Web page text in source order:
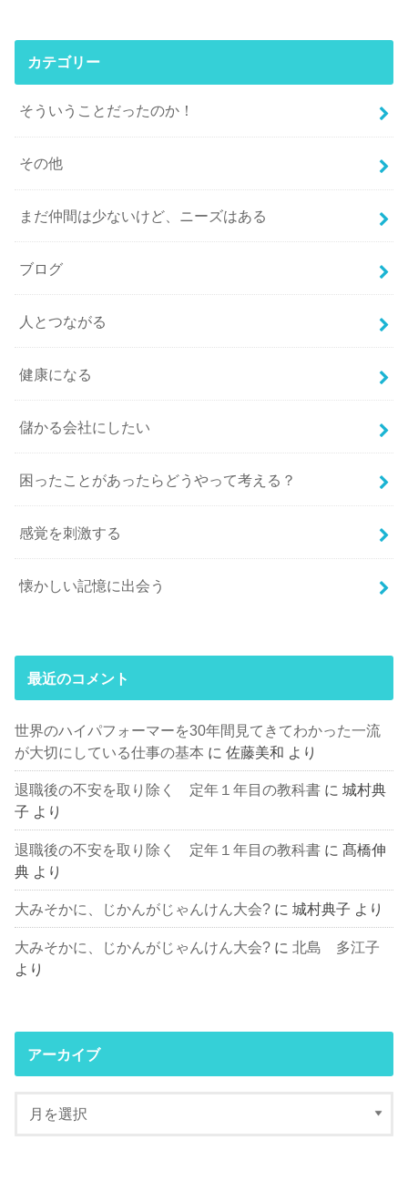
カテゴリー
そういうことだったのか！
その他
まだ仲間は少ないけど、ニーズはある
ブログ
人とつながる
健康になる
儲かる会社にしたい
困ったことがあったらどうやって考える？
感覚を刺激する
懐かしい記憶に出会う
最近のコメント
世界のハイパフォーマーを30年間見てきてわかった一流
が大切にしている仕事の基本 に佐藤美和 より
退職後の不安を取り除く 定年１年目の教科書 に城村典
子 より
退職後の不安を取り除く 定年１年目の教科書 に髙橋伸
典 より
大みそかに、じかんがじゃんけん大会? に城村典子 より
大みそかに、じかんがじゃんけん大会? に北島 多江子
より
アーカイブ